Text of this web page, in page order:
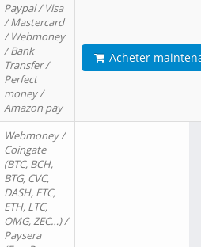
Paypal / Visa
/ Mastercard
/ Webmoney
/ Bank
Transfer /
Perfect
money /
Amazon pay
Acheter
Webmoney /
Coingate
(BTC, BCH,
BTG, CVC,
DASH, ETC,
ETH, LTC,
OMG, ZEC…) /
Paysera